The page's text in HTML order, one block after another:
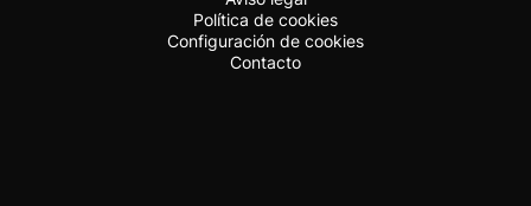
Política de cookies
Configuración de cookies
Contacto